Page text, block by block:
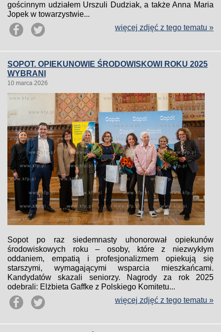
gościnnym udziałem Urszuli Dudziak, a także Anna Maria
Jopek w towarzystwie...
więcej zdjęć z tego tematu »
SOPOT. OPIEKUNOWIE ŚRODOWISKOWI ROKU 2025
WYBRANI
10 marca 2026
Sopot po raz siedemnasty uhonorował opiekunów
środowiskowych roku – osoby, które z niezwykłym
oddaniem, empatią i profesjonalizmem opiekują się
starszymi, wymagającymi wsparcia mieszkańcami.
Kandydatów skazali seniorzy. Nagrody za rok 2025
odebrali: Elżbieta Gaffke z Polskiego Komitetu...
więcej zdjęć z tego tematu »